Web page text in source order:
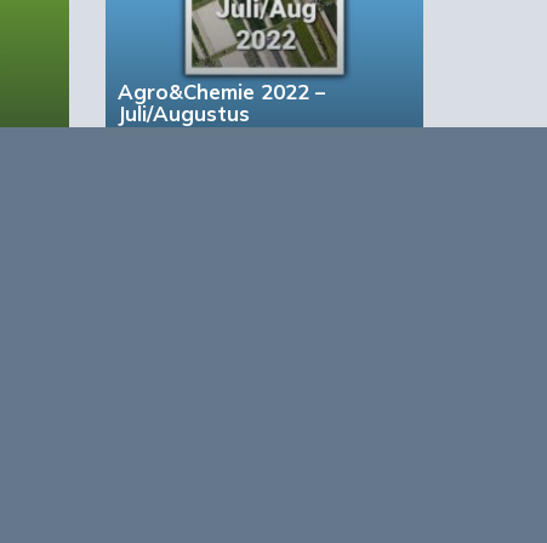
Agro&Chemie 2022 –
Juli/Augustus